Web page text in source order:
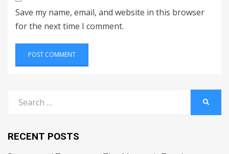
Save my name, email, and website in this browser
for the next time I comment.
for:
RECENT POSTS